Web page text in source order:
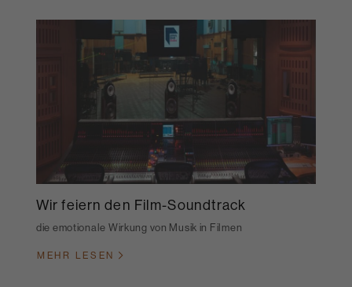
Wir feiern den Film-Soundtrack
die emotionale Wirkung von Musik in Filmen
MEHR LESEN